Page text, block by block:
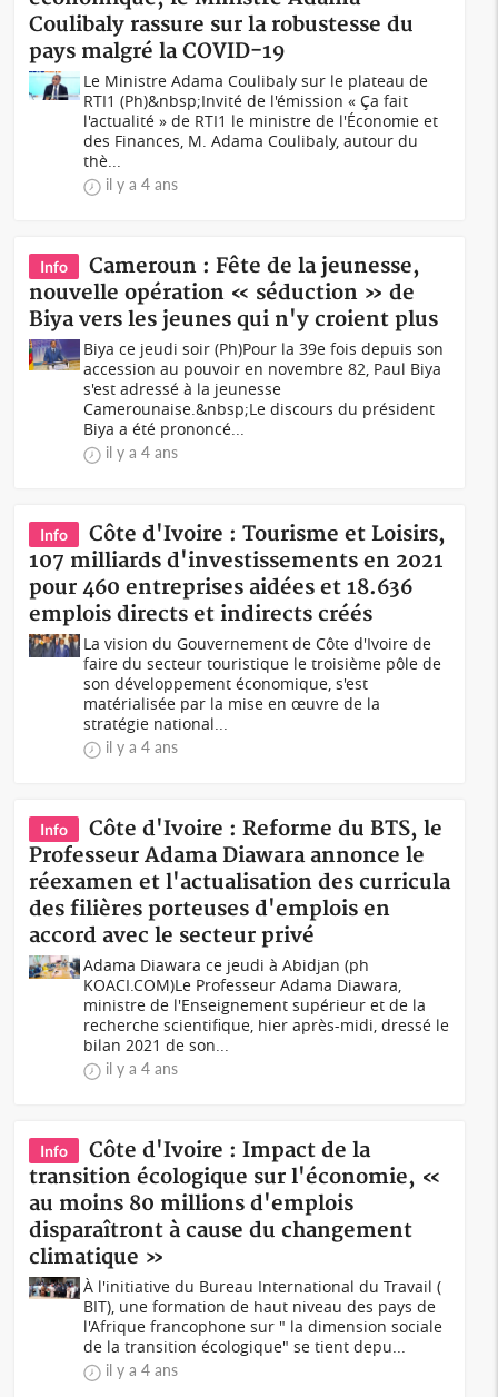
Coulibaly rassure sur la robustesse du
pays malgré la COVID-19
Le Ministre Adama Coulibaly sur le plateau de
RTI1 (Ph)&nbsp;Invité de l'émission « Ça fait
l'actualité » de RTI1 le ministre de l'Économie et
des Finances, M. Adama Coulibaly, autour du
thè...
il y a 4 ans
Info
Cameroun : Fête de la jeunesse,
nouvelle opération « séduction » de
Biya vers les jeunes qui n'y croient plus
Biya ce jeudi soir (Ph)Pour la 39e fois depuis son
accession au pouvoir en novembre 82, Paul Biya
s'est adressé à la jeunesse
Camerounaise.&nbsp;Le discours du président
Biya a été prononcé...
il y a 4 ans
Info
Côte d'Ivoire : Tourisme et Loisirs,
107 milliards d'investissements en 2021
pour 460 entreprises aidées et 18.636
emplois directs et indirects créés
La vision du Gouvernement de Côte d'Ivoire de
faire du secteur touristique le troisième pôle de
son développement économique, s'est
matérialisée par la mise en œuvre de la
stratégie national...
il y a 4 ans
Info
Côte d'Ivoire : Reforme du BTS, le
Professeur Adama Diawara annonce le
réexamen et l'actualisation des curricula
des filières porteuses d'emplois en
accord avec le secteur privé
Adama Diawara ce jeudi à Abidjan (ph
KOACI.COM)Le Professeur Adama Diawara,
ministre de l'Enseignement supérieur et de la
recherche scientifique, hier après-midi, dressé le
bilan 2021 de son...
il y a 4 ans
Info
Côte d'Ivoire : Impact de la
transition écologique sur l'économie, «
au moins 80 millions d'emplois
disparaîtront à cause du changement
climatique »
À l'initiative du Bureau International du Travail (
BIT), une formation de haut niveau des pays de
l'Afrique francophone sur " la dimension sociale
de la transition écologique" se tient depu...
il y a 4 ans